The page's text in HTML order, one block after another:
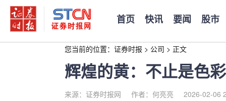
首页 快讯 要闻 股市
您当前的位置： 证券时报 > 公司 > 正文
辉煌的黄：不止是色
来源：证券时报网 作者：何亮亮 2026-02-06